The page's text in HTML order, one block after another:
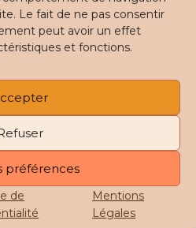
Le fait de ne pas consentir
peut avoir un effet
et fonctions.
préférences
de
Mentions
Légales
sur le modèle LUNEA
photo.
bola de grossesse
et délicat
une à une
selon vos envies
pour bébé
sens pour une future